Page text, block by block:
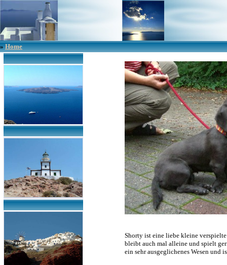
»Home
Shorty ist eine liebe kleine
bleibt auch mal alleine und spielt
ein sehr ausgeglichenes Wesen und